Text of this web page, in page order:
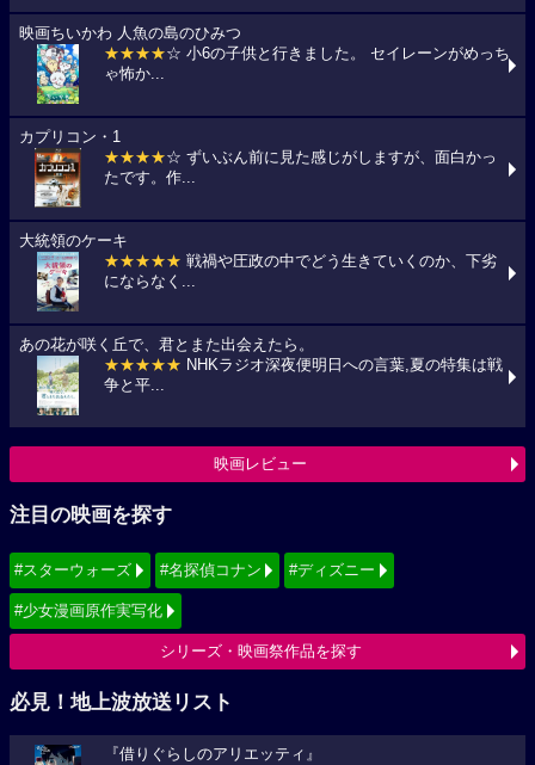
映画ちいかわ 人魚の島のひみつ
★★★★☆ 小6の子供と行きました。 セイレーンがめっち
ゃ怖か...
カプリコン・1
★★★★☆ ずいぶん前に見た感じがしますが、面白かっ
たです。作...
大統領のケーキ
★★★★★ 戦禍や圧政の中でどう生きていくのか、下劣
にならなく...
あの花が咲く丘で、君とまた出会えたら。
★★★★★ NHKラジオ深夜便明日への言葉,夏の特集は戦
争と平...
映画レビュー
注目の映画を探す
#スターウォーズ #名探偵コナン #ディズニー
#少女漫画原作実写化
シリーズ・映画祭作品を探す
必見！地上波放送リスト
『借りぐらしのアリエッティ』